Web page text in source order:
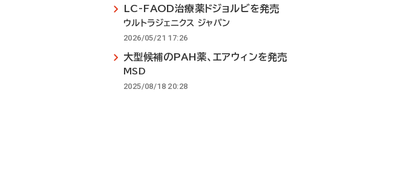
LC-FAOD治療薬ドジョルビを発売
ウルトラジェニクス ジャパン
2026/05/21 17:26
大型候補のPAH薬、エアウィンを発売
MSD
2025/08/18 20:28